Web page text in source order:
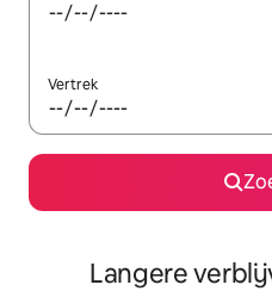
Vertrek
Langere